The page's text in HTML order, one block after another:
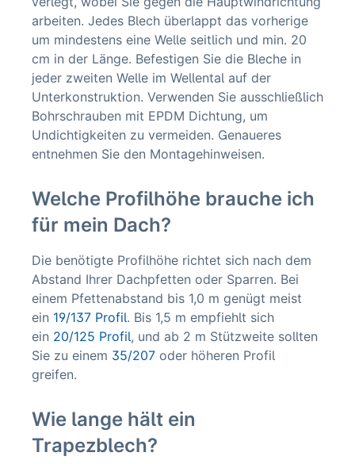
arbeiten. Jedes Blech überlappt das vorherige
um mindestens eine Welle seitlich und min. 20
cm in der Länge. Befestigen Sie die Bleche in
jeder zweiten Welle im Wellental auf der
Unterkonstruktion. Verwenden Sie ausschließlich
Bohrschrauben mit EPDM Dichtung, um
Undichtigkeiten zu vermeiden. Genaueres
entnehmen Sie den Montagehinweisen.
Welche Profilhöhe brauche ich
für mein Dach?
Die benötigte Profilhöhe richtet sich nach dem
Abstand Ihrer Dachpfetten oder Sparren. Bei
einem Pfettenabstand bis 1,0 m genügt meist
ein 19/137 Profil. Bis 1,5 m empfiehlt sich
ein 20/125 Profil, und ab 2 m Stützweite sollten
Sie zu einem 35/207 oder höheren Profil
greifen.
Wie lange hält ein
Trapezblech?